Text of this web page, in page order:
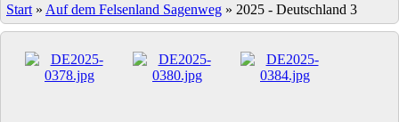
Start » Auf dem Felsenland Sagenweg » 2025 - Deutschland 3